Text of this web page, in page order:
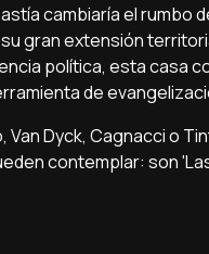
cambiaría el
gran extensión
política, esta casa
de
Van Dyck, Cagnacci o
contemplar: son